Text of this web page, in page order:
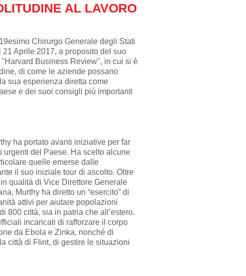
AL LAVORO
Chirurgo Generale degli Stati
Aprile 2017, a proposito del suo
Business Review", in cui si è
di come le aziende possano
sua esperienza diretta come
e dei suoi consigli più importanti
ha portato avanti iniziative per far
urgenti del Paese. Ha scelto alcune
quelle emerse dalle
il suo iniziale tour di ascolto. Oltre
qualità di Vice Direttore Generale
Murthy ha diretto un “esercito” di
attivi per aiutare popolazioni
800 città, sia in patria che all’estero.
incaricati di rafforzare il corpo
da Ebola e Zinka, nonché di
città di Flint, di gestire le situazioni